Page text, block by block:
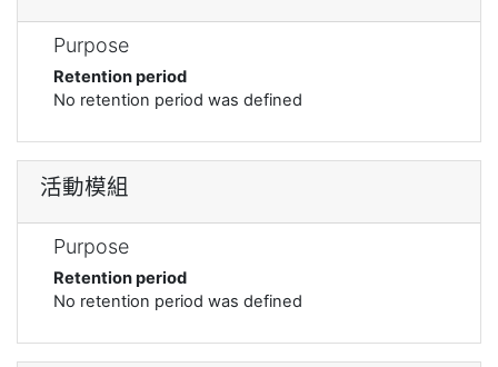
Purpose
Retention period
No retention period was defined
活動模組
Purpose
Retention period
No retention period was defined